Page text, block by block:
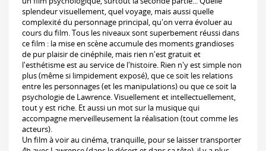
splendeur visuellement, quel voyage, mais aussi quelle
complexité du personnage principal, qu'on verra évoluer au
cours du film. Tous les niveaux sont superbement réussi dans
ce film : la mise en scène accumule des moments grandioses
de pur plaisir de cinéphile, mais rien n'est gratuit et
l'esthétisme est au service de l'histoire. Rien n'y est simple non
plus (même si limpidement exposé), que ce soit les relations
entre les personnages (et les manipulations) ou que ce soit la
psychologie de Lawrence. Visuellement et intellectuellement,
tout y est riche. Et aussi un mot sur la musique qui
accompagne merveilleusement la réalisation (tout comme les
acteurs).
Un film à voir au cinéma, tranquille, pour se laisser transporter